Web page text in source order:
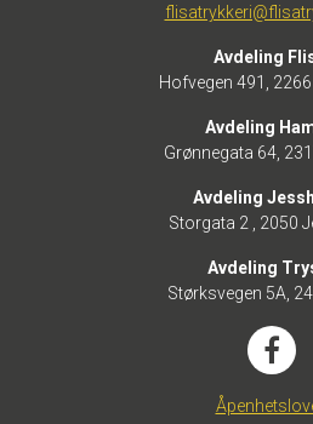
Avdeling
Hofvegen 491,
Avdeling
Grønnegata 64,
Avdeling
Storgata 2 , 2050
Avdeling
Størksvegen 5A,